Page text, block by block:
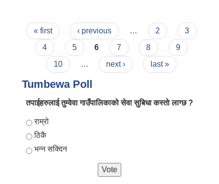
Pages
« first ‹ previous … 2
3
4
5 6 7 8
9
10
… next › last »
Tumbewa Poll
तपाईहरुलाई तुम्वेवा गाउँपालिकाको सेवा सुबिधा कस्ताे लाग्छ ?
Choices
राम्रो
ठिकै
भन्न सक्दिन